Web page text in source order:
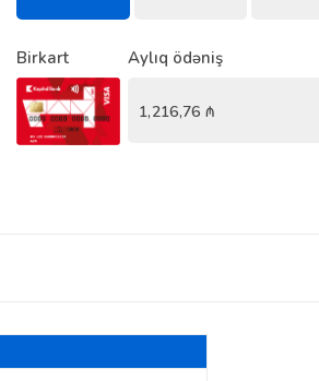
Birkart Aylıq ödəniş
1,216,76 ₼